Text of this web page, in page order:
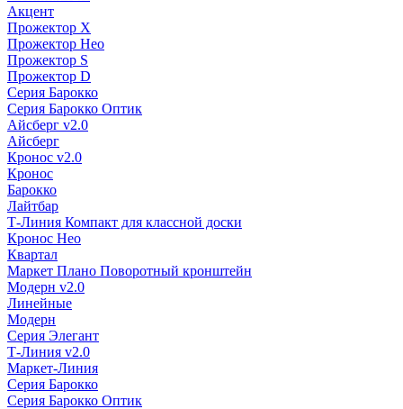
Акцент
Прожектор X
Прожектор Нео
Прожектор S
Прожектор D
Серия Барокко
Серия Барокко Оптик
Айсберг v2.0
Айсберг
Кронос v2.0
Кронос
Барокко
Лайтбар
Т-Линия Компакт для классной доски
Кронос Нео
Квартал
Маркет Плано Поворотный кронштейн
Модерн v2.0
Линейные
Модерн
Серия Элегант
Т-Линия v2.0
Маркет-Линия
Серия Барокко
Серия Барокко Оптик